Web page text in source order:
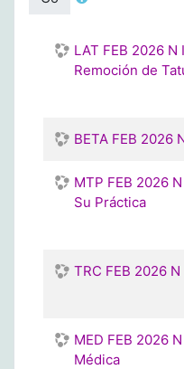
LAT FEB 2026
Remoción de
BETA FEB 2026
MTP FEB 2026
Su Práctica
TRC FEB 2026
MED FEB 2026
Médica